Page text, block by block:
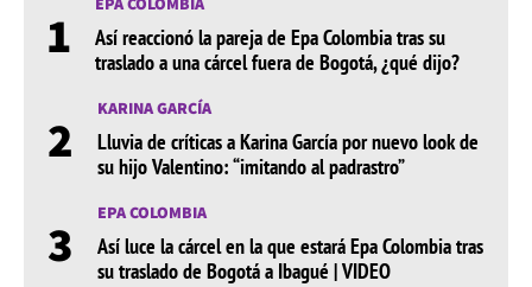
1
Así reaccionó la pareja de Epa Colombia tras su
traslado a una cárcel fuera de Bogotá, ¿qué dijo?
2 KARINA GARCÍA
Lluvia de críticas a Karina García por nuevo look de
su hijo Valentino: “imitando al padrastro”
3 EPA COLOMBIA
Así luce la cárcel en la que estará Epa Colombia tras
su traslado de Bogotá a Ibagué | VIDEO